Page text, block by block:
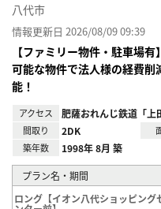
八代市
情報更新日 2026/08/09 09:39
【ファミリー物件・駐車場
可能な物件で法人様の経費
能！
アクセス 肥薩おれんじ鉄道「上
間取り 2DK
築年数 1998年 8月 築
プラン名・期間
ロング【イオン八代ショッピング